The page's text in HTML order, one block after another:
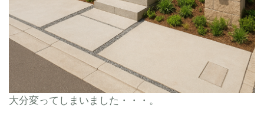
大分変ってしまいました・・・。